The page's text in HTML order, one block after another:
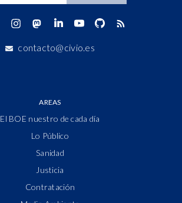
contacto@civio.es
AREAS
El BOE nuestro de cada día
Lo Público
Sanidad
Justicia
Contratación